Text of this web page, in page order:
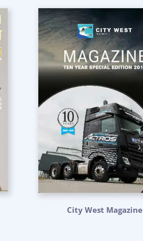
City West Magazine